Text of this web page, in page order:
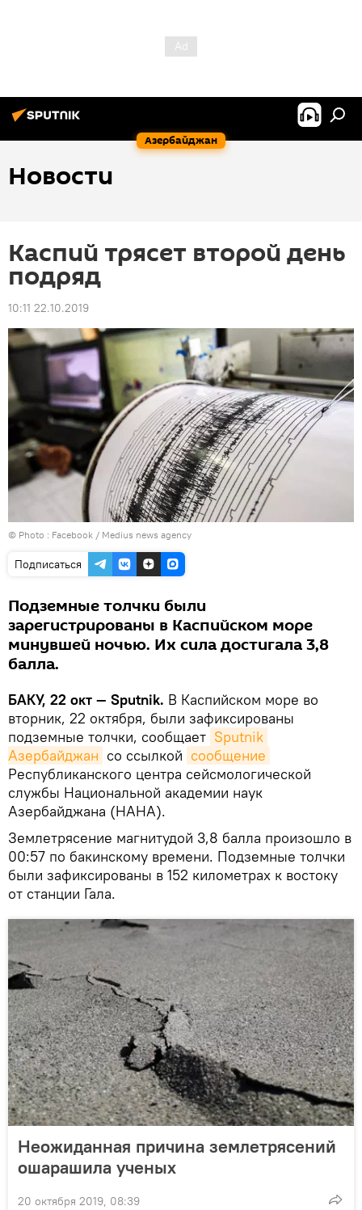
Азербайджан
Новости
Каспий трясет второй день
подряд
10:11 22.10.2019
© Photo : Facebook / Medius news agency
Подписаться
Подземные толчки были
зарегистрированы в Каспийском море
минувшей ночью. Их сила достигала 3,8
балла.
БАКУ, 22 окт — Sputnik. В Каспийском море во
вторник, 22 октября, были зафиксированы
подземные толчки, сообщает Sputnik
Азербайджан со ссылкой сообщение
Республиканского центра сейсмологической
службы Национальной академии наук
Азербайджана (НАНА).
Землетрясение магнитудой 3,8 балла произошло в
00:57 по бакинскому времени. Подземные толчки
были зафиксированы в 152 километрах к востоку
от станции Гала.
Неожиданная причина землетрясений
ошарашила ученых
20 октября 2019, 08:39